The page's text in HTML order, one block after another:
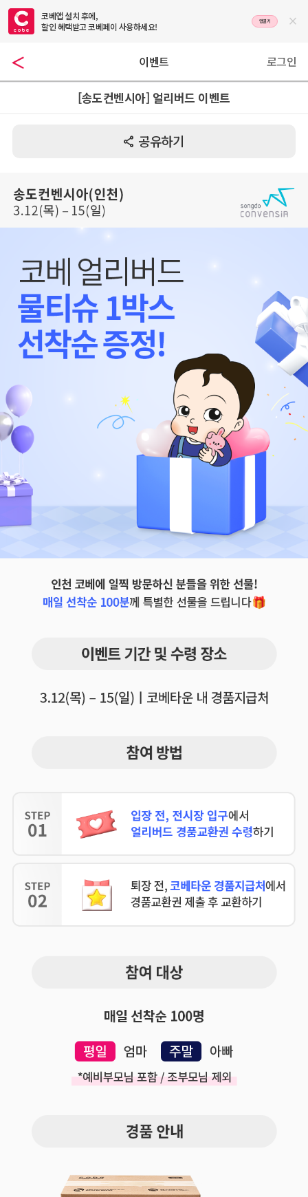
코베앱 설치 후에,
할인 혜택받고 코베페이 사용하세요!
앱열기 
이벤트 로그인
[송도컨벤시아] 얼리버드 이벤트
 공유하기